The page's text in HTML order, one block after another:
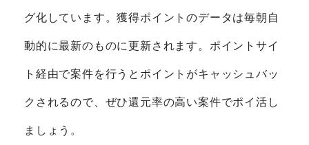
グ化しています。獲得ポイントのデータは毎朝自
動的に最新のものに更新されます。ポイントサイ
ト経由で案件を行うとポイントがキャッシュバッ
クされるので、ぜひ還元率の高い案件でポイ活し
ましょう。